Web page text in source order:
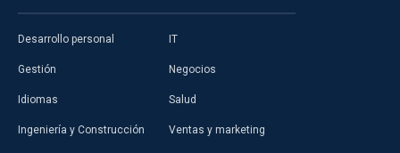
Desarrollo personal
Gestión
Idiomas
Ingeniería y Construcción
IT
Negocios
Salud
Ventas y marketing